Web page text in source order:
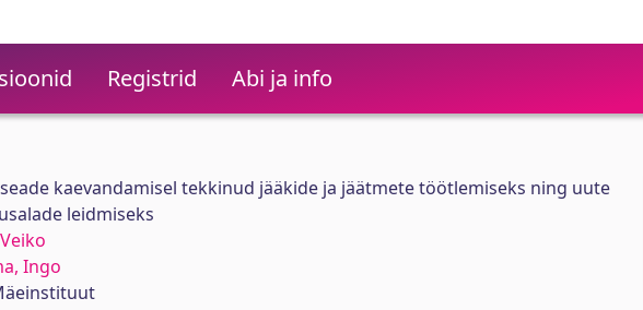
Registrid Abi ja info
kaevandamisel tekkinud jääkide ja jäätmete töötlemiseks ning uute
leidmiseks
Ingo